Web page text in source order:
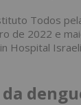
Todos
de 2022 e
Hospital